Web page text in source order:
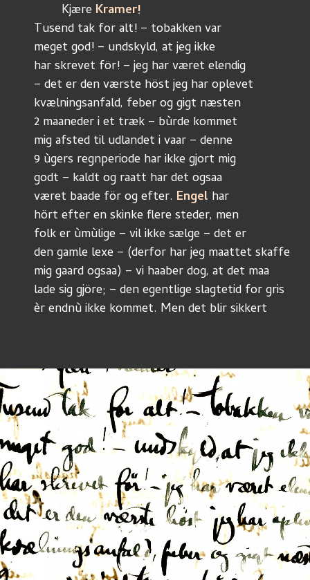
	Kjære
Kramer!
Tusend tak for alt! – tobakken var
meget god! – undskyld, at jeg ikke
har skrevet för! – jeg har været elendig
– det er den værste höst jeg har oplevet
kvælningsanfald, feber og gigt næsten
2 maaneder i et træk – bùrde kommet
mig afsted til udlandet i vaar – denne
9 ùgers regnperiode har ikke gjort mig
godt – kaldt og raatt har det ogsaa
været baade för og efter. Engel har
hört efter en skinke flere steder, men
folk er ùmùlige – vil ikke sælge – det er
den gamle lexe – (derfor har jeg maattet skaffe
mig gaard ogsaa) – vi haaber dog, at det maa
lade sig gjöre; – den egentlige slagtetid for gris
èr endnù ikke kommet. Men det blir sikkert